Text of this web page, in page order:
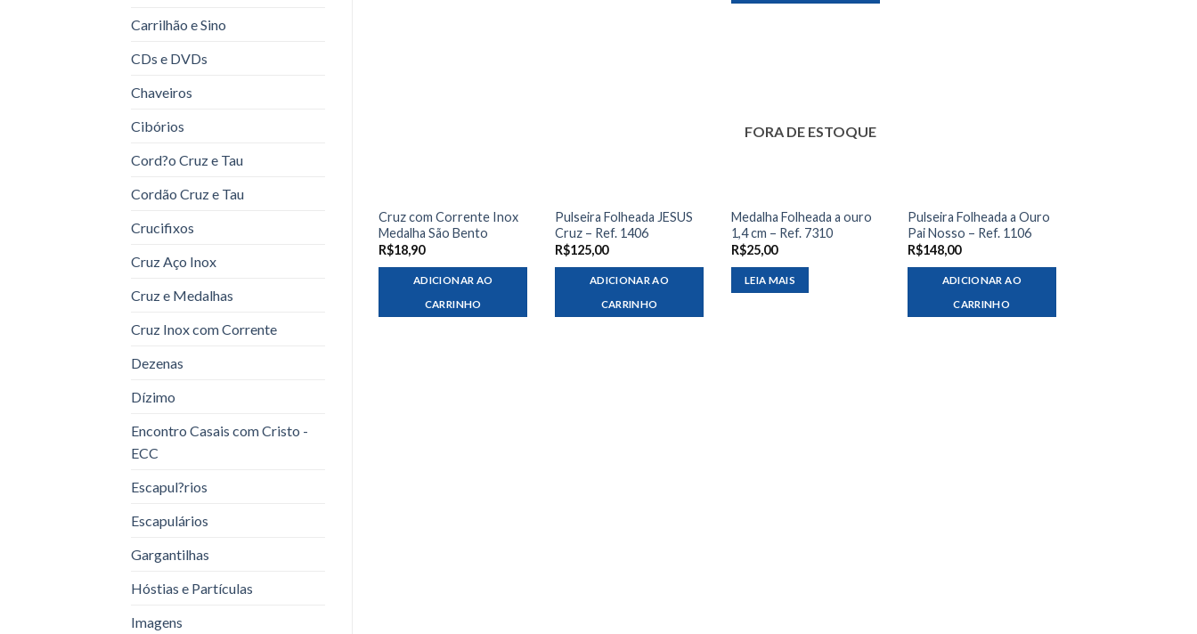
Carrilhão e Sino
CDs e DVDs
Chaveiros
Cibórios
Cord?o Cruz e Tau
Cordão Cruz e Tau
Crucifixos
Cruz Aço Inox
Cruz e Medalhas
Cruz Inox com Corrente
Dezenas
Dízimo
Encontro Casais com Cristo -
ECC
Escapul?rios
Escapulários
Gargantilhas
Hóstias e Partículas
Imagens
Cruz com Corrente Inox
Medalha São Bento
R$18,90
ADICIONAR AO
CARRINHO
Pulseira Folheada JESUS
Cruz – Ref. 1406
R$125,00
ADICIONAR AO
CARRINHO
FORA DE ESTOQUE
Medalha Folheada a ouro
1,4 cm – Ref. 7310
R$25,00
LEIA MAIS
Pulseira Folheada a Ouro
Pai Nosso – Ref. 1106
R$148,00
ADICIONAR AO
CARRINHO